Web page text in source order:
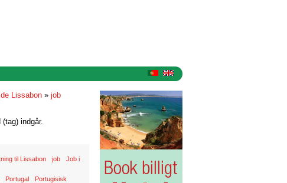
Lissabon » job
indgår.
til Lissabon job Job i
Portugal Portugisisk